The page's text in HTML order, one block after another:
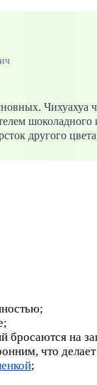
Чихуахуа
другого
бросаются на
что
;